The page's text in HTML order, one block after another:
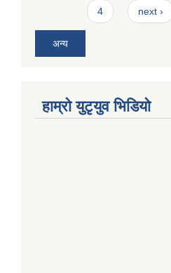
4 next ›
अन्य
हाम्राे युटृयुव भिडियाे